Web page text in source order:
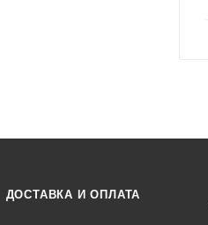
ДОСТАВКА И ОПЛАТА